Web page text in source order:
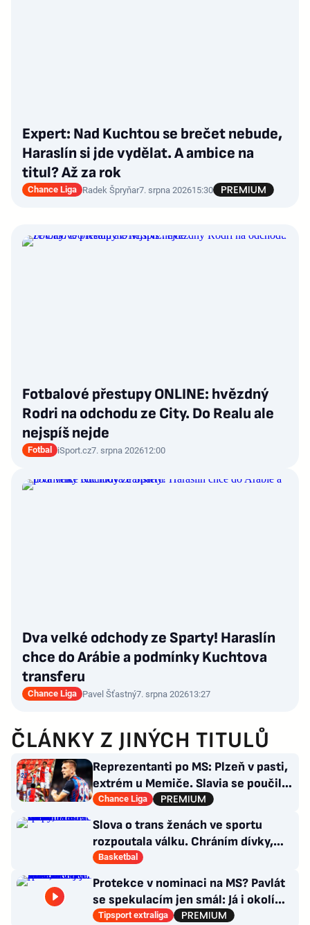
Expert: Nad Kuchtou se brečet nebude,
Haraslín si jde vydělat. A ambice na
titul? Až za rok
Chance Liga Radek Špryňar7. srpna 202615:30
Fotbalové přestupy ONLINE: hvězdný
Rodri na odchodu ze City. Do Realu ale
nejspíš nejde
Fotbal iSport.cz7. srpna 202612:00
Dva velké odchody ze Sparty! Haraslín
chce do Arábie a podmínky Kuchtova
transferu
Chance Liga Pavel Šťastný7. srpna 202613:27
ČLÁNKY Z JINÝCH TITULŮ
Reprezentanti po MS: Plzeň v pasti,
extrém u Memiče. Slavia se poučila,
co Sparta?
Chance Liga
Slova o trans ženách ve sportu
rozpoutala válku. Chráním dívky,
brání se basketbalistka
Basketbal
Protekce v nominaci na MS? Pavlát
se spekulacím jen smál: Já i okolí
víme, kde je pravda
Tipsport extraliga